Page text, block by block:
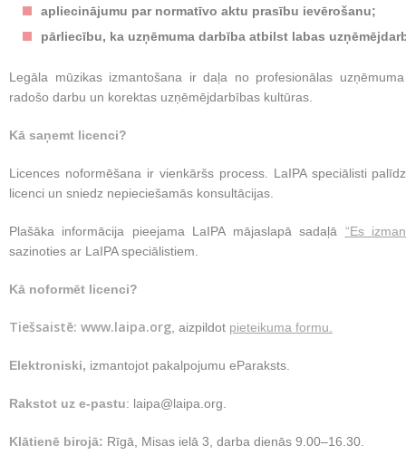
apliecinājumu par normatīvo aktu prasību ievērošanu;
pārliecību, ka uzņēmuma darbība atbilst labas
Legāla mūzikas izmantošana ir daļa no profesionālas
radošo darbu un korektas uzņēmējdarbības kultūras.
Kā saņemt licenci?
Licences noformēšana ir vienkāršs process. LaIPA speciālisti
licenci un sniedz nepieciešamās konsultācijas.
Plašāka informācija pieejama LaIPA mājaslapā sadaļā “Es
sazinoties ar LaIPA speciālistiem.
Kā noformēt licenci?
Tiešsaistē: www.laipa.org , aizpildot pieteikuma formu.
Elektroniski, izmantojot pakalpojumu eParaksts.
Rakstot uz e-pastu: laipa@laipa.org.
Klātienē birojā: Rīgā, Misas ielā 3, darba dienās 9.00–16.30.